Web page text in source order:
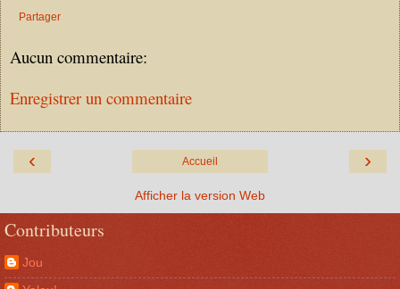
Partager
Aucun commentaire:
Enregistrer un commentaire
‹ ›
Accueil
Afficher la version Web
Contributeurs
Jou